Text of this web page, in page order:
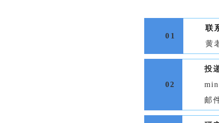
01
联
黄
02
投
邮